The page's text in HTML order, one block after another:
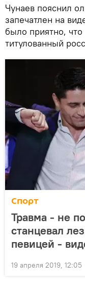
Чунаев пояснил
запечатлен на
было приятно,
титулованный
Спорт
Травма - не
станцевал
певицей -
19 апреля 2019, 12:05